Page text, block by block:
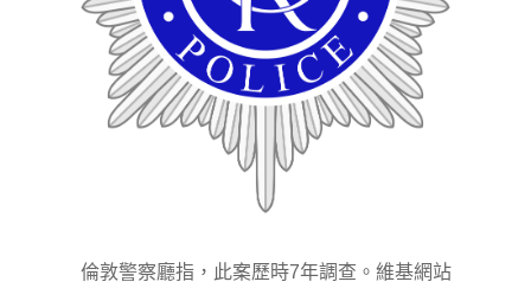
倫敦警察廳指，此案歷時7年調查。維基網站